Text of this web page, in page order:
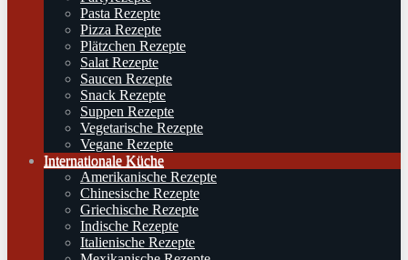
Pasta Rezepte
Pizza Rezepte
Plätzchen Rezepte
Salat Rezepte
Saucen Rezepte
Snack Rezepte
Suppen Rezepte
Vegetarische Rezepte
Vegane Rezepte
Internationale Küche
Amerikanische Rezepte
Chinesische Rezepte
Griechische Rezepte
Indische Rezepte
Italienische Rezepte